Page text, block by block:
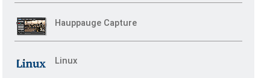
Hauppauge Capture
Linux